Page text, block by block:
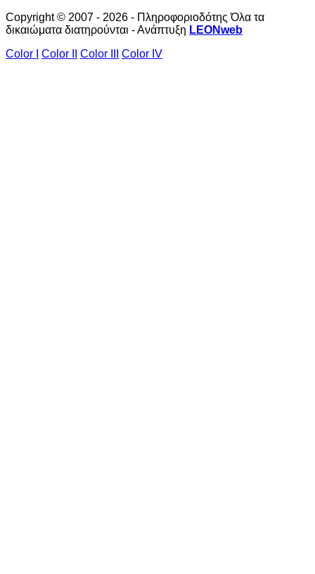
Copyright © 2007 - 2026 - Πληροφοριοδότης Όλα τα
δικαιώματα διατηρούνται - Ανάπτυξη LEONweb
Color I
Color II Color III Color IV